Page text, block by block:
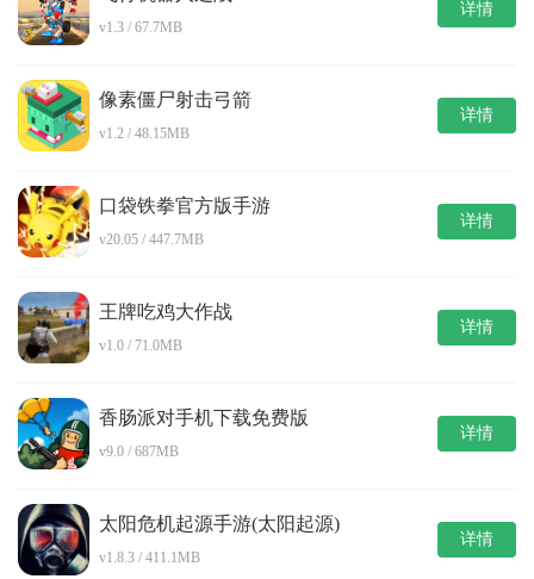
v1.3 / 67.7MB
详情
像素僵尸射击弓箭
v1.2 / 48.15MB
详情
口袋铁拳官方版手游
v20.05 / 447.7MB
详情
王牌吃鸡大作战
v1.0 / 71.0MB
详情
香肠派对手机下载免费版
v9.0 / 687MB
详情
太阳危机起源手游(太阳起源)
v1.8.3 / 411.1MB
详情